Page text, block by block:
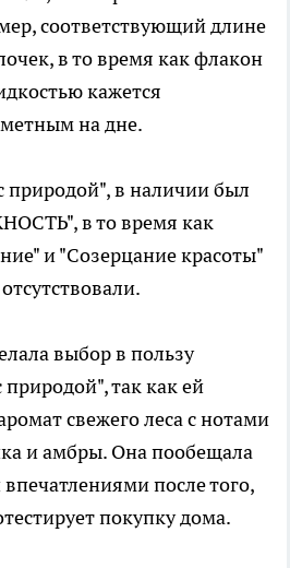
соответствующий длине
в то время как флакон
кажется
на дне.
в наличии был
в то время как
и "Созерцание красоты"
выбор в пользу
так как ей
свежего леса с нотами
и амбры. Она пообещала
после того,
покупку дома.